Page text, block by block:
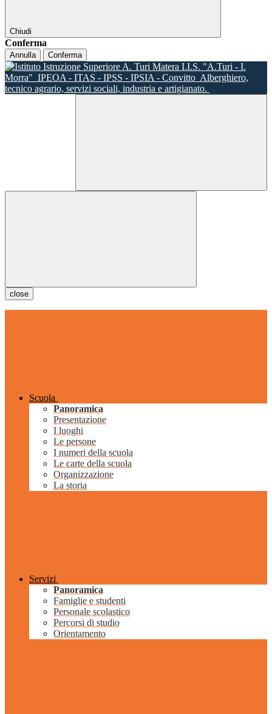
Chiudi
Conferma
Annulla Conferma
I.I.S. "A.Turi - I.
Morra" IPEOA - ITAS - IPSS - IPSIA - Convitto Alberghiero,
tecnico agrario, servizi sociali, industria e artigianato.
close
Scuola
Panoramica
Presentazione
I luoghi
Le persone
I numeri della scuola
Le carte della scuola
Organizzazione
La storia
Servizi
Panoramica
Famiglie e studenti
Personale scolastico
Percorsi di studio
Orientamento